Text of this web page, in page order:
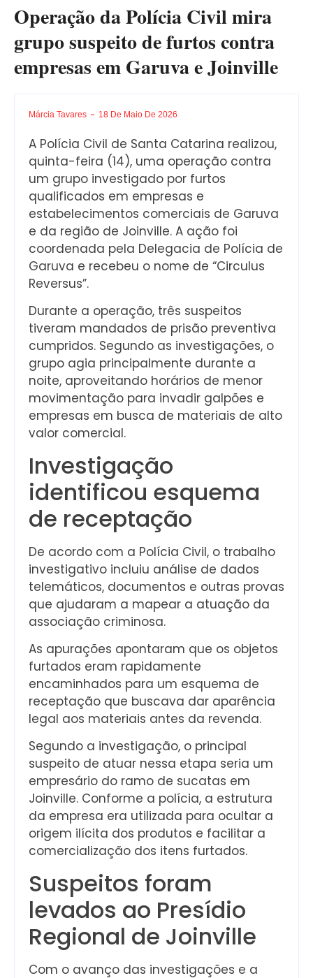
Operação da Polícia Civil mira
grupo suspeito de furtos contra
empresas em Garuva e Joinville
Márcia Tavares 18 De Maio De 2026
A Polícia Civil de Santa Catarina realizou,
quinta-feira (14), uma operação contra
um grupo investigado por furtos
qualificados em empresas e
estabelecimentos comerciais de Garuva
e da região de Joinville. A ação foi
coordenada pela Delegacia de Polícia de
Garuva e recebeu o nome de “Circulus
Reversus”.
Durante a operação, três suspeitos
tiveram mandados de prisão preventiva
cumpridos. Segundo as investigações, o
grupo agia principalmente durante a
noite, aproveitando horários de menor
movimentação para invadir galpões e
empresas em busca de materiais de alto
valor comercial.
Investigação
identificou esquema
de receptação
De acordo com a Polícia Civil, o trabalho
investigativo incluiu análise de dados
telemáticos, documentos e outras provas
que ajudaram a mapear a atuação da
associação criminosa.
As apurações apontaram que os objetos
furtados eram rapidamente
encaminhados para um esquema de
receptação que buscava dar aparência
legal aos materiais antes da revenda.
Segundo a investigação, o principal
suspeito de atuar nessa etapa seria um
empresário do ramo de sucatas em
Joinville. Conforme a polícia, a estrutura
da empresa era utilizada para ocultar a
origem ilícita dos produtos e facilitar a
comercialização dos itens furtados.
Suspeitos foram
levados ao Presídio
Regional de Joinville
Com o avanço das investigações e a